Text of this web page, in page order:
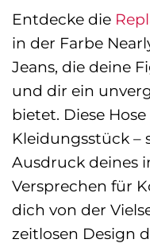
Entdecke die
in der Farbe
Jeans, die deine
und dir ein
bietet. Diese
Kleidungsstück –
Ausdruck deines
Versprechen für
dich von der
zeitlosen Design